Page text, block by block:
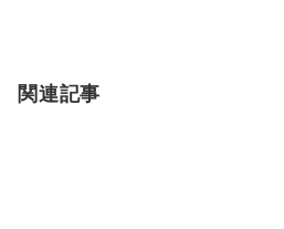
関連記事